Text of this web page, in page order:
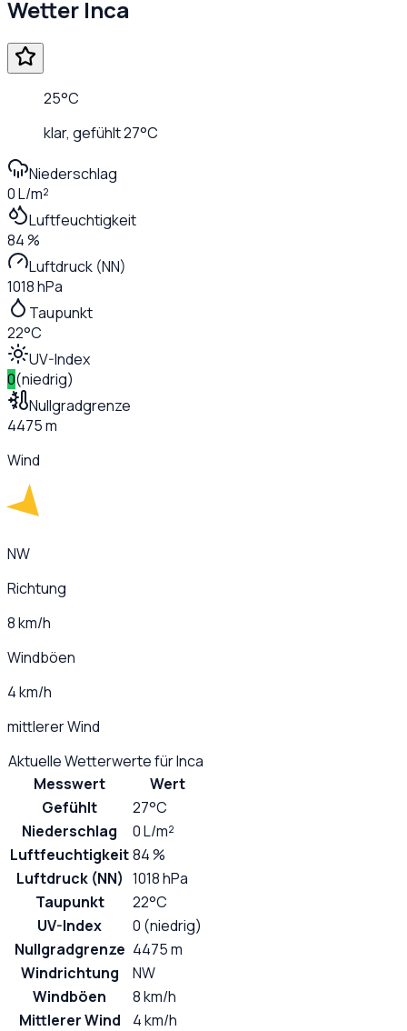
Wetter Inca
25°C
klar, gefühlt27°C
Niederschlag
0 L/m²
Luftfeuchtigkeit
84 %
Luftdruck (NN)
1018 hPa
Taupunkt
22°C
UV-Index
0(niedrig)
Nullgradgrenze
4475 m
Wind
NW
Richtung
8 km/h
Windböen
4 km/h
mittlerer Wind
Aktuelle Wetterwerte fürInca
Messwert
Wert
Gefühlt
27°C
Niederschlag
0 L/m²
Luftfeuchtigkeit84 %
Luftdruck (NN) 1018 hPa
Taupunkt
22°C
UV-Index
0 (niedrig)
Nullgradgrenze 4475 m
Windrichtung
NW
Windböen
8 km/h
Mittlerer Wind
4 km/h